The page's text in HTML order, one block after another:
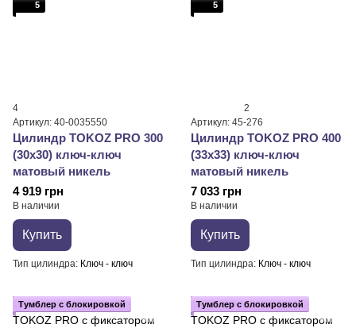
5
4
Артикул: 40-0035550
Цилиндр TOKOZ PRO 300
(30x30) ключ-ключ
матовый никель
4 919 грн
В наличии
Купить
Тип цилиндра Ключ - ключ
5
2
Артикул: 45-276
Цилиндр TOKOZ PRO 400
(33x33) ключ-ключ
матовый никель
7 033 грн
В наличии
Купить
Тип цилиндра Ключ - ключ
Тумблер с блокировкой Тумблер с блокировкой